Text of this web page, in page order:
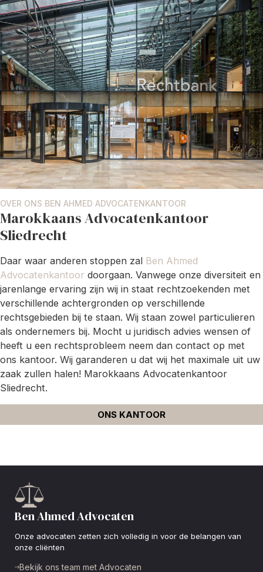
OVER ONS BEN AHMED ADVOCATENKANTOOR
Marokkaans Advocatenkantoor
Sliedrecht
Daar waar anderen stoppen zal Ben Ahmed
Advocatenkantoor doorgaan. Vanwege onze diversiteit en
jarenlange ervaring zijn wij in staat rechtzoekenden met
verschillende achtergronden op verschillende
rechtsgebieden bij te staan. Wij staan zowel particulieren
als ondernemers bij. Mocht u juridisch advies wensen of
heeft u een rechtsprobleem neem dan contact op met
ons kantoor. Wij garanderen u dat wij het maximale uit uw
zaak zullen halen! Marokkaans Advocatenkantoor
Sliedrecht.
ONS KANTOOR
Ben Ahmed Advocaten
Onze advocaten zetten zich volledig in voor de belangen van
onze cliënten
Bekijk ons team met Advocaten